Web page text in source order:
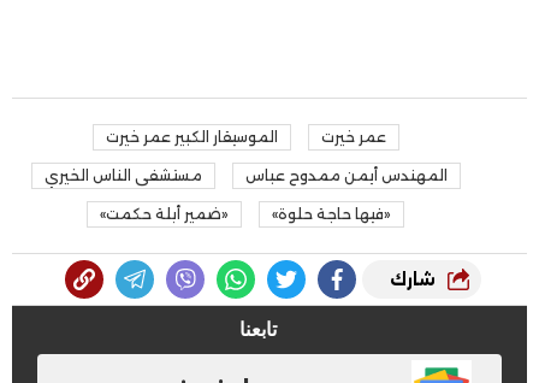
عمر خيرت الموسيقار الكبير عمر خيرت
المهندس أيمن ممدوح عباس مستشفى الناس الخيري
«فيها حاجة حلوة» «ضمير أبلة حكمت»
شارك
تابعنا